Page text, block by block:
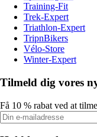
Training-Fit
Trek-Expert
Triathlon-Expert
TripnBikers
Vélo-Store
Winter-Expert
Tilmeld dig vores
Få 10 % rabat ved at